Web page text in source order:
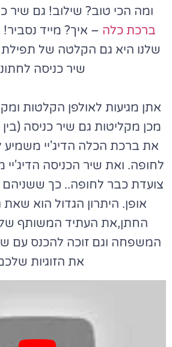
ומה הכי טוב? שילוב! גם שיר
ברכת כלה– איך? מייד
שלנו היא גם הקלטה של
שיר כניסה
אתן מגיעות לאולפן הקלטות
מכן מקליטות גם שיר כניסה
את ברכת הכלה הדיג'יי משמיע
לחופה. ואת שיר הכניסה
צועדת כבר לחופה.. כך
אופן. היתרון הגדול הוא
החתן,את העתיד המשותף
המשפחה וגם זוכה להכנס עם
את הזוגיות